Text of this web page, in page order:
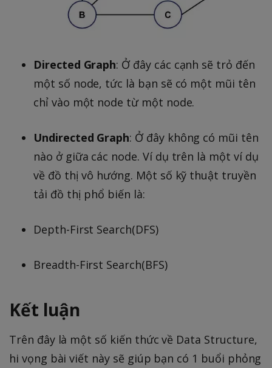
Directed Graph: Ở đây các cạnh sẽ trỏ đến
một số node, tức là bạn sẽ có một mũi tên
chỉ vào một node từ một node.
Undirected Graph: Ở đây không có mũi tên
nào ở giữa các node. Ví dụ trên là một ví dụ
về đồ thị vô hướng. Một số kỹ thuật truyền
tải đồ thị phổ biến là:
Depth-First Search(DFS)
Breadth-First Search(BFS)
Kết luận
Trên đây là một số kiến thức về Data Structure,
hi vọng bài viết này sẽ giúp bạn có 1 buổi phỏng